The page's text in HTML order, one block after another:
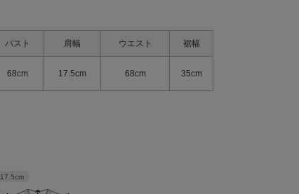
バスト 肩幅 ウエスト 裾幅
68cm 17.5cm 68cm 35cm
17.5cm